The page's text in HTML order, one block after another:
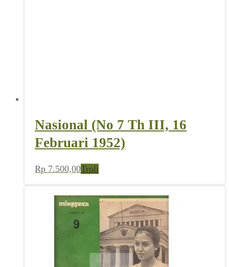
Nasional (No 7 Th III, 16
Februari 1952)
Rp 7.500,00Troli